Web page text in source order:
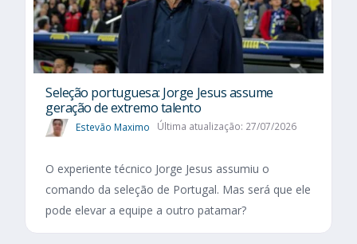
Seleção portuguesa: Jorge Jesus assume
geração de extremo talento
Estevão Maximo Última atualização: 27/07/2026
O experiente técnico Jorge Jesus assumiu o
comando da seleção de Portugal. Mas será que ele
pode elevar a equipe a outro patamar?